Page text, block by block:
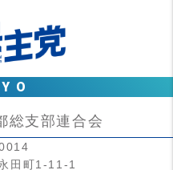
総支部連合会
田町1-11-1